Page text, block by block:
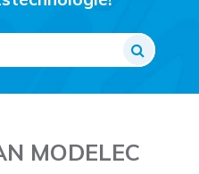
MODELEC